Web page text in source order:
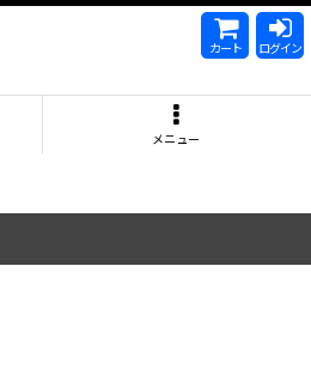
カート ログイン
メニュー